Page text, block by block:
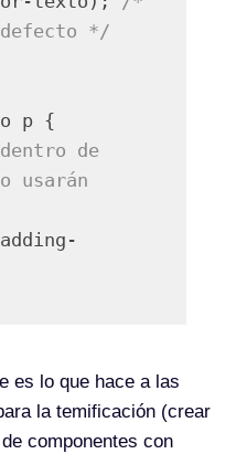
*/
p {
de
usarán
es lo que hace a las
la temificación (crear
componentes con